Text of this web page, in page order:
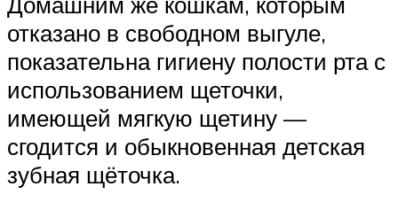
отказано в свободном выгуле,
показательна гигиену полости рта с
использованием щеточки,
имеющей мягкую щетину —
сгодится и обыкновенная детская
зубная щёточка.